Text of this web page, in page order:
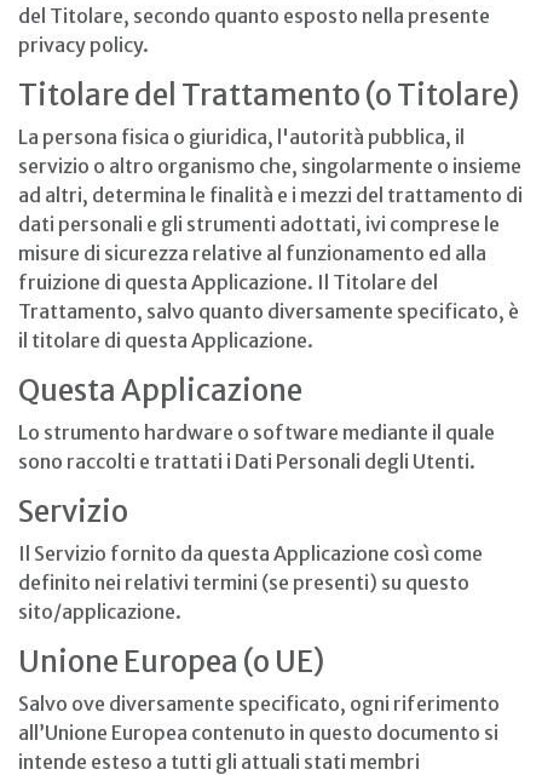
del Titolare, secondo quanto esposto nella presente
privacy policy.
Titolare del Trattamento (o Titolare)
La persona fisica o giuridica, l'autorità pubblica, il
servizio o altro organismo che, singolarmente o insieme
ad altri, determina le finalità e i mezzi del trattamento di
dati personali e gli strumenti adottati, ivi comprese le
misure di sicurezza relative al funzionamento ed alla
fruizione di questa Applicazione. Il Titolare del
Trattamento, salvo quanto diversamente specificato, è
il titolare di questa Applicazione.
Questa Applicazione
Lo strumento hardware o software mediante il quale
sono raccolti e trattati i Dati Personali degli Utenti.
Servizio
Il Servizio fornito da questa Applicazione così come
definito nei relativi termini (se presenti) su questo
sito/applicazione.
Unione Europea (o UE)
Salvo ove diversamente specificato, ogni riferimento
all’Unione Europea contenuto in questo documento si
intende esteso a tutti gli attuali stati membri